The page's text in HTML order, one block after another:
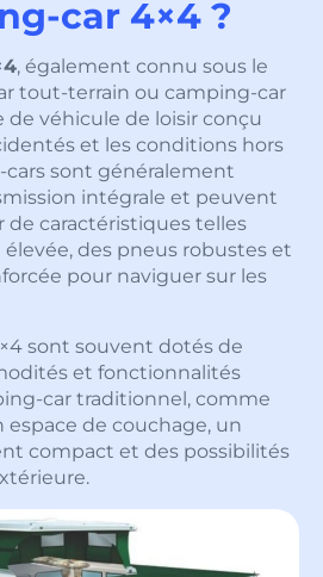
car 4×4 ?
, également connu sous le
tout-terrain ou camping-car
de véhicule de loisir conçu
et les conditions hors
cars sont généralement
intégrale et peuvent
caractéristiques telles
élevée, des pneus robustes et
pour naviguer sur les
sont souvent dotés de
et fonctionnalités
car traditionnel, comme
de couchage, un
compact et des possibilités